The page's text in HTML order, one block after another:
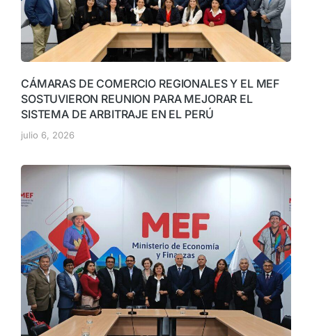
CÁMARAS DE COMERCIO REGIONALES Y EL MEF
SOSTUVIERON REUNION PARA MEJORAR EL
SISTEMA DE ARBITRAJE EN EL PERÚ
julio 6, 2026